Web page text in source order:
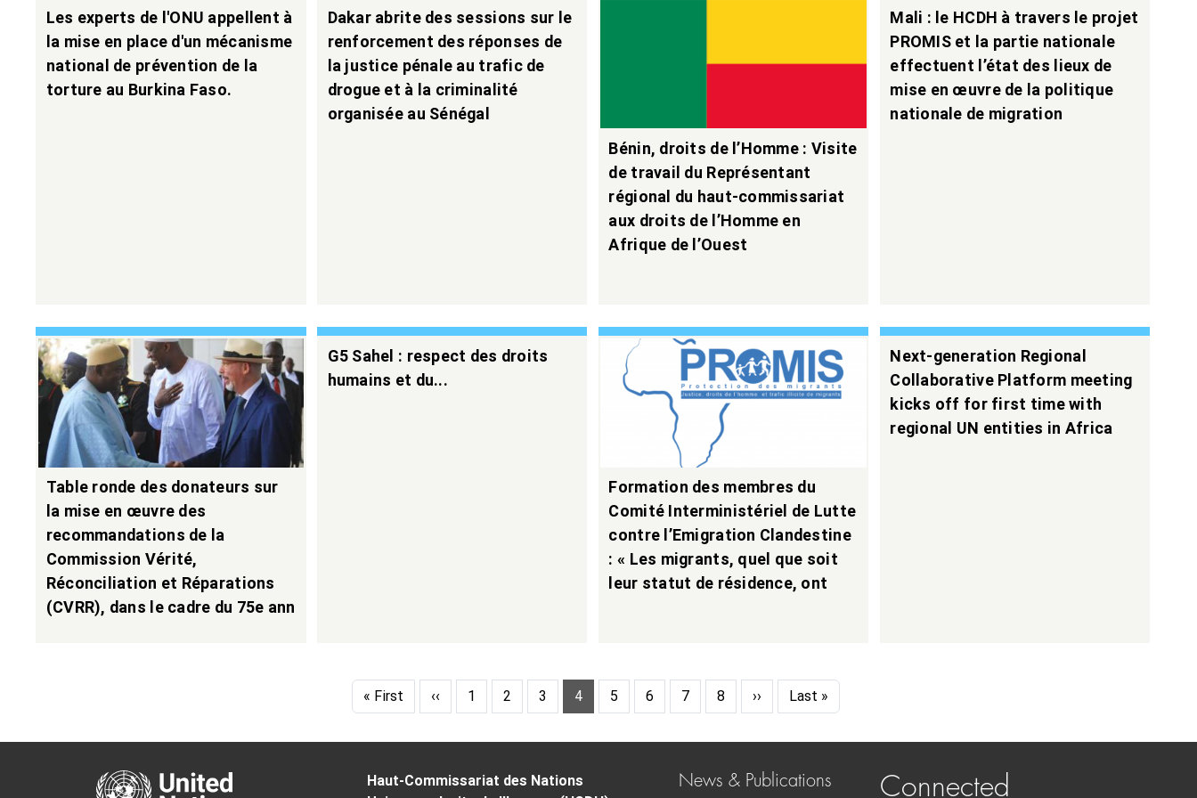
Les experts de l'ONU appellent à
la mise en place d'un mécanisme
national de prévention de la
torture au Burkina Faso.
Dakar abrite des sessions sur le
renforcement des réponses de
la justice pénale au trafic de
drogue et à la criminalité
organisée au Sénégal
Bénin, droits de l’Homme : Visite
de travail du Représentant
régional du haut-commissariat
aux droits de l’Homme en
Afrique de l’Ouest
Mali : le HCDH à travers le projet
PROMIS et la partie nationale
effectuent l’état des lieux de
mise en œuvre de la politique
nationale de migration
Table ronde des donateurs sur
la mise en œuvre des
recommandations de la
Commission Vérité,
Réconciliation et Réparations
(CVRR), dans le cadre du 75e ann
G5 Sahel : respect des droits
humains et du...
Formation des membres du
Comité Interministériel de Lutte
contre l’Emigration Clandestine
: « Les migrants, quel que soit
leur statut de résidence, ont
Next-generation Regional
Collaborative Platform meeting
kicks off for first time with
regional UN entities in Africa
First page
« First Previous page
‹‹ Page
1 Page
2 Page
3 Page
4 Page
5 Page
6 Page
7 Page
8 Next page
›› Last page
Last »
Haut-Commissariat des Nations
News & Publications Connected